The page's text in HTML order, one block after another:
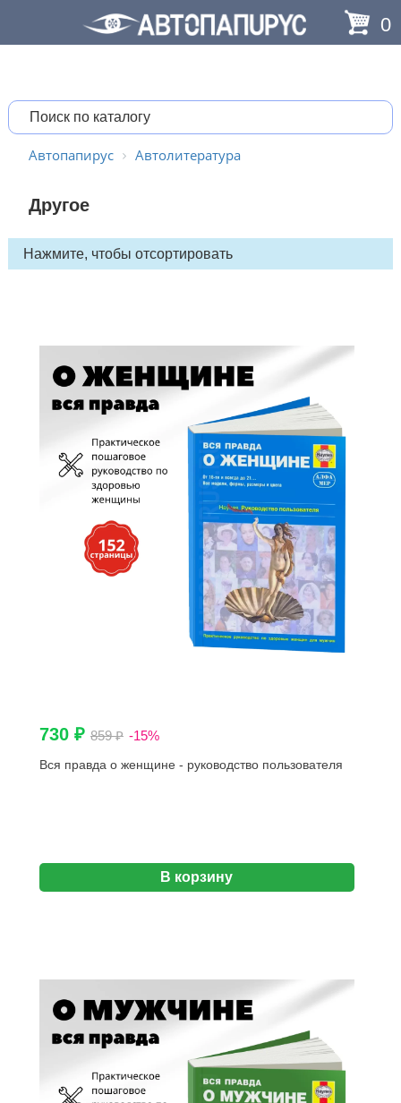
0
Автопапирус Автолитература
Другое
730 ₽ 859 ₽ -15%
Вся правда о женщине - руководство пользователя
В корзину